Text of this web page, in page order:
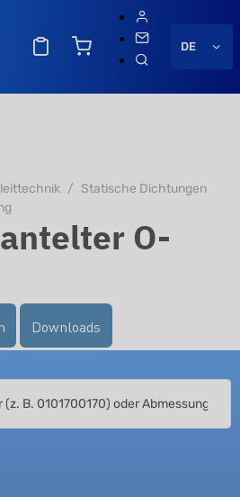
DE
Statische Dichtungen
O-
Downloads